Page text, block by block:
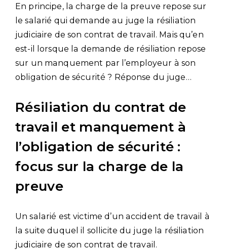
En principe, la charge de la preuve repose sur
le salarié qui demande au juge la résiliation
judiciaire de son contrat de travail. Mais qu’en
est-il lorsque la demande de résiliation repose
sur un manquement par l’employeur à son
obligation de sécurité ? Réponse du juge…
Résiliation du contrat de
travail et manquement à
l’obligation de sécurité :
focus sur la charge de la
preuve
Un salarié est victime d’un accident de travail à
la suite duquel il sollicite du juge la résiliation
judiciaire de son contrat de travail.